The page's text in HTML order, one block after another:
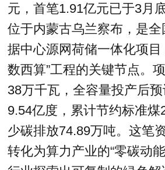
元，首笔1.91亿元已于3月
位于内蒙古乌兰察布，是
据中心源网荷储一体化项目
数西算”工程的关键节点。
38万千瓦，全容量投产后
9.54亿度，累计节约标准煤
少碳排放74.89万吨。这笔
转化为算力产业的“零碳动